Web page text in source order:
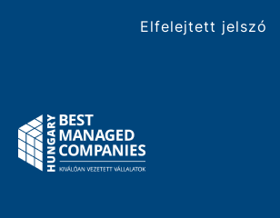
Elfelejtett jelszó